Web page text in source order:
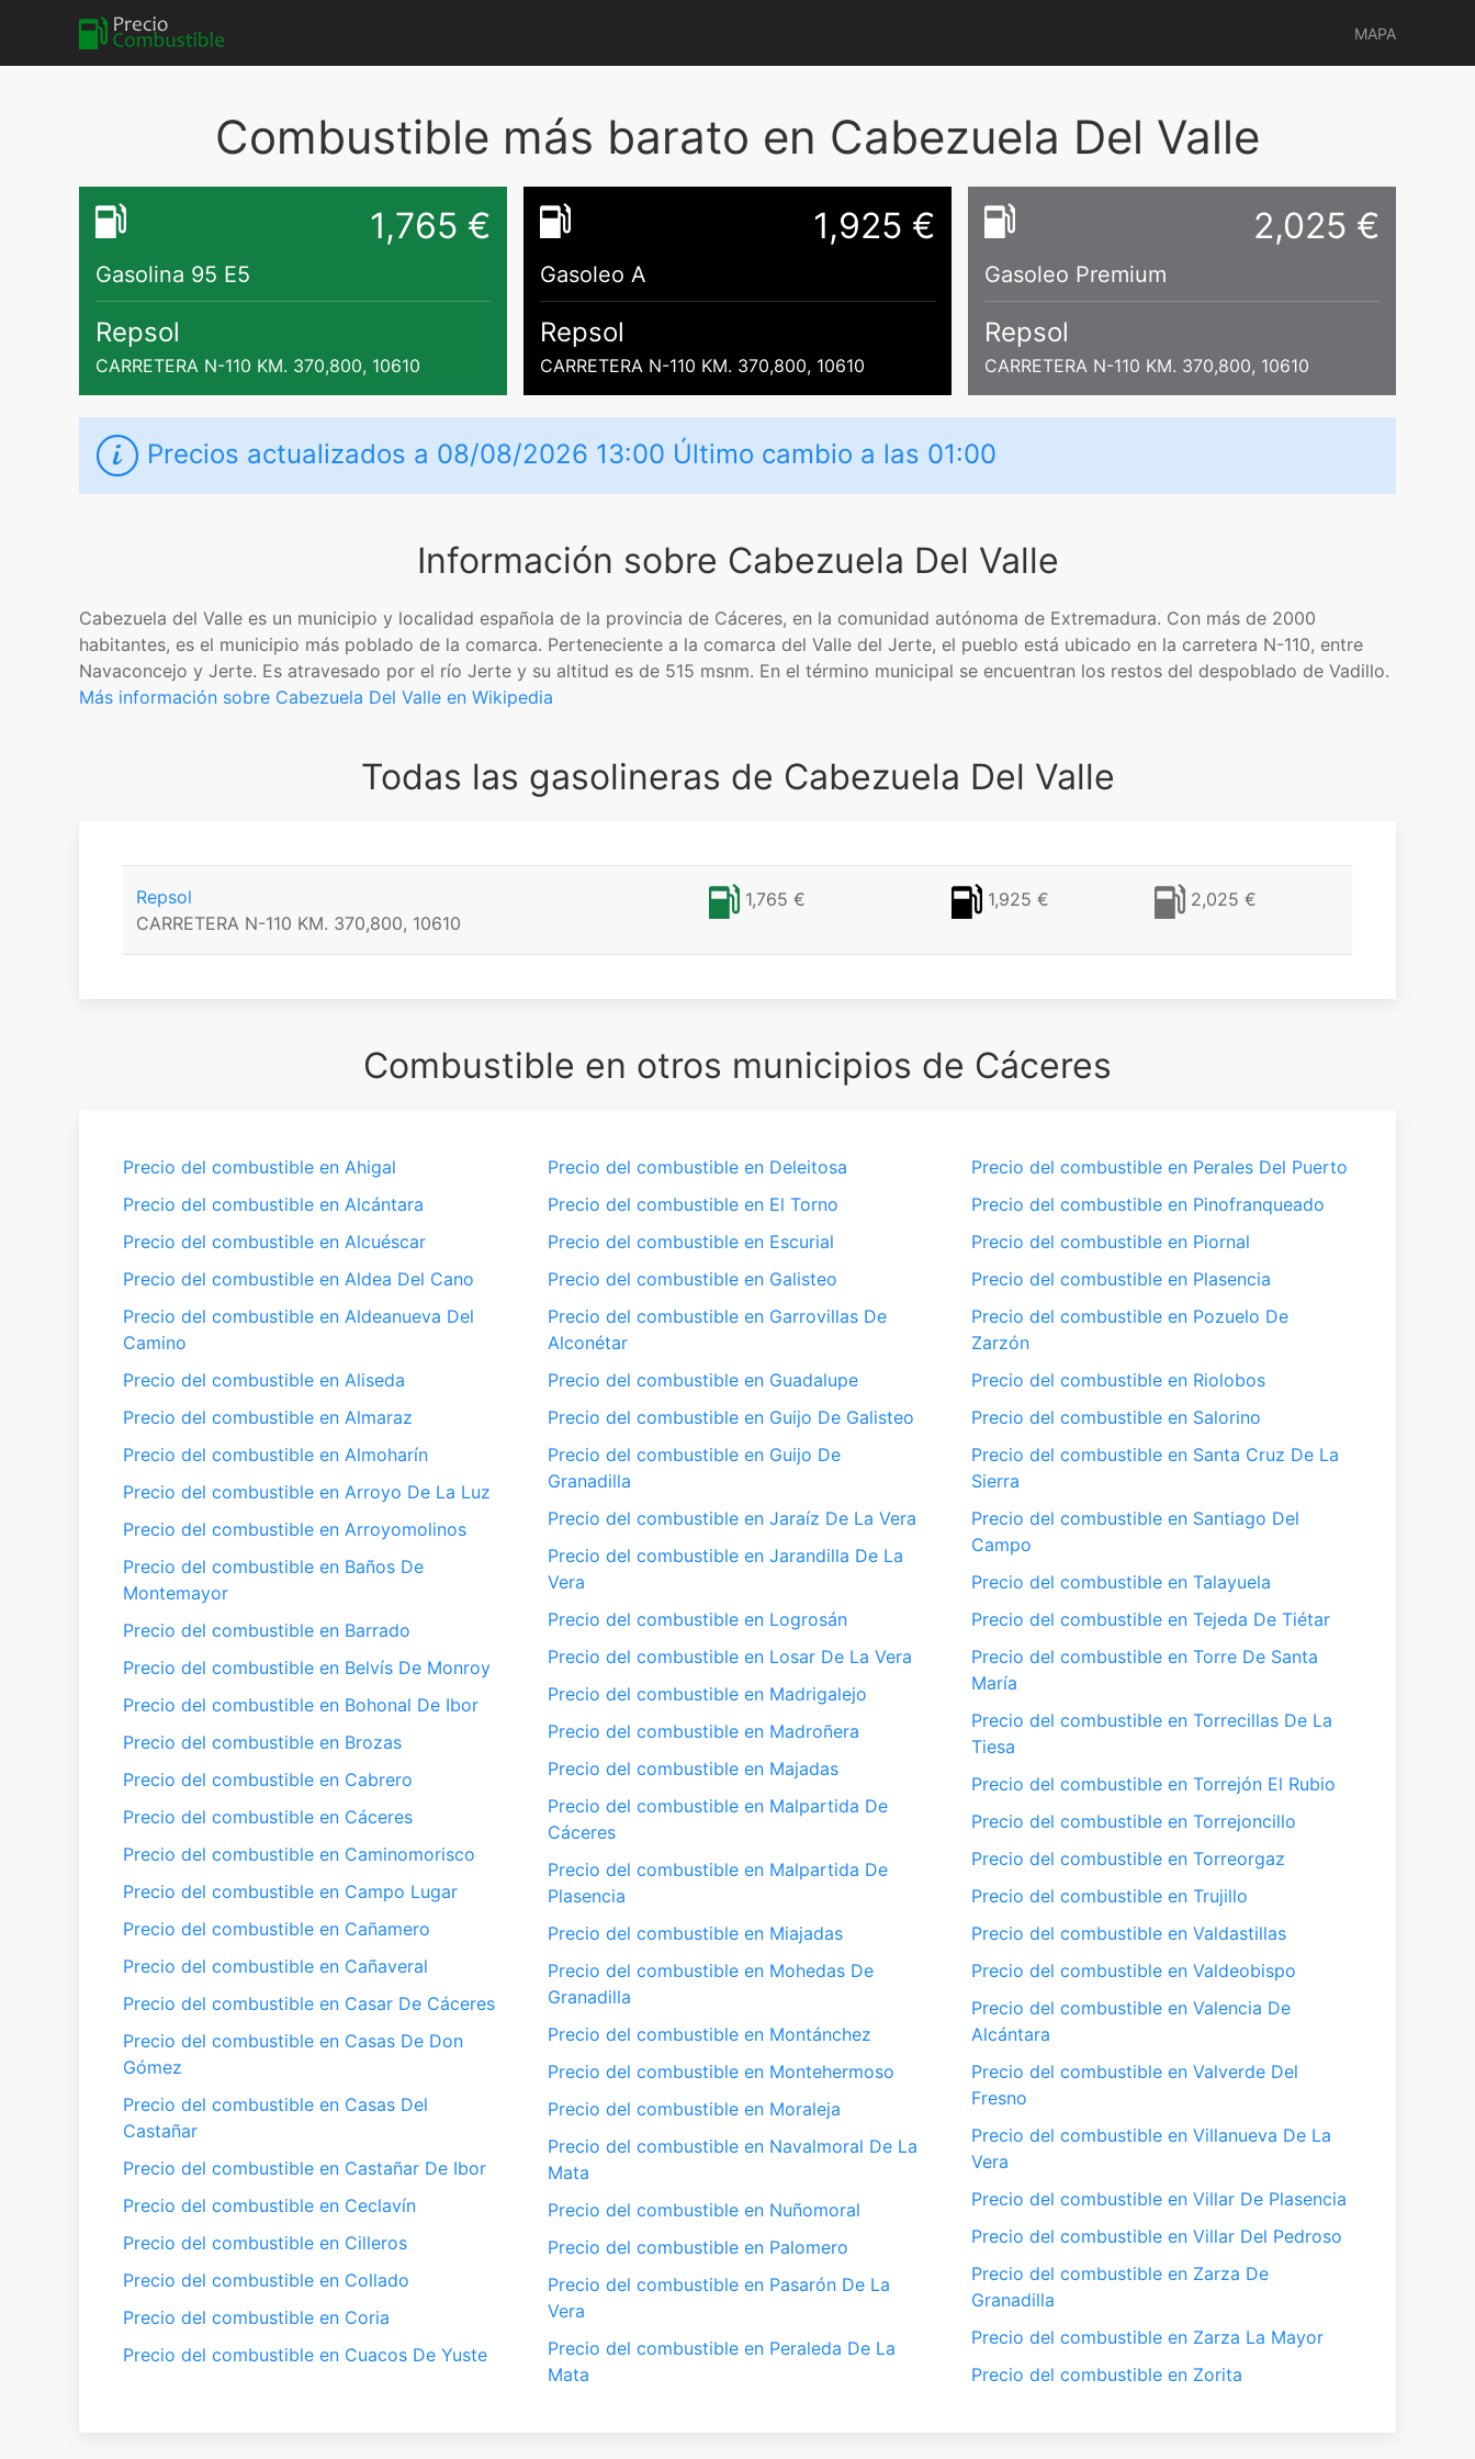
MAPA
Combustible más barato en Cabezuela Del Valle
1,765 €
Gasolina 95 E5
Repsol
CARRETERA N-110 KM. 370,800, 10610
1,925 €
Gasoleo A
Repsol
CARRETERA N-110 KM. 370,800, 10610
2,025 €
Gasoleo Premium
Repsol
CARRETERA N-110 KM. 370,800, 10610
Precios actualizados a 08/08/2026 13:00 Último cambio a las 01:00
Información sobre Cabezuela Del Valle
Cabezuela del Valle es un municipio y localidad española de la provincia de Cáceres, en la comunidad autónoma de Extremadura. Con más de 2000
habitantes, es el municipio más poblado de la comarca. Perteneciente a la comarca del Valle del Jerte, el pueblo está ubicado en la carretera N-110, entre
Navaconcejo y Jerte. Es atravesado por el río Jerte y su altitud es de 515 msnm. En el término municipal se encuentran los restos del despoblado de Vadillo.
Más información sobre Cabezuela Del Valle en Wikipedia
Todas las gasolineras de Cabezuela Del Valle
Repsol
CARRETERA N-110 KM. 370,800, 10610
1,765 € 1,925 € 2,025 €
Combustible en otros municipios de Cáceres
Precio del combustible en Ahigal
Precio del combustible en Alcántara
Precio del combustible en Alcuéscar
Precio del combustible en Aldea Del Cano
Precio del combustible en Aldeanueva Del
Camino
Precio del combustible en Aliseda
Precio del combustible en Almaraz
Precio del combustible en Almoharín
Precio del combustible en Arroyo De La Luz
Precio del combustible en Arroyomolinos
Precio del combustible en Baños De
Montemayor
Precio del combustible en Barrado
Precio del combustible en Belvís De Monroy
Precio del combustible en Bohonal De Ibor
Precio del combustible en Brozas
Precio del combustible en Cabrero
Precio del combustible en Cáceres
Precio del combustible en Caminomorisco
Precio del combustible en Campo Lugar
Precio del combustible en Cañamero
Precio del combustible en Cañaveral
Precio del combustible en Casar De Cáceres
Precio del combustible en Casas De Don
Gómez
Precio del combustible en Casas Del
Castañar
Precio del combustible en Castañar De Ibor
Precio del combustible en Ceclavín
Precio del combustible en Cilleros
Precio del combustible en Collado
Precio del combustible en Coria
Precio del combustible en Cuacos De Yuste
Precio del combustible en Deleitosa
Precio del combustible en El Torno
Precio del combustible en Escurial
Precio del combustible en Galisteo
Precio del combustible en Garrovillas De
Alconétar
Precio del combustible en Guadalupe
Precio del combustible en Guijo De Galisteo
Precio del combustible en Guijo De
Granadilla
Precio del combustible en Jaraíz De La Vera
Precio del combustible en Jarandilla De La
Vera
Precio del combustible en Logrosán
Precio del combustible en Losar De La Vera
Precio del combustible en Madrigalejo
Precio del combustible en Madroñera
Precio del combustible en Majadas
Precio del combustible en Malpartida De
Cáceres
Precio del combustible en Malpartida De
Plasencia
Precio del combustible en Miajadas
Precio del combustible en Mohedas De
Granadilla
Precio del combustible en Montánchez
Precio del combustible en Montehermoso
Precio del combustible en Moraleja
Precio del combustible en Navalmoral De La
Mata
Precio del combustible en Nuñomoral
Precio del combustible en Palomero
Precio del combustible en Pasarón De La
Vera
Precio del combustible en Peraleda De La
Mata
Precio del combustible en Perales Del Puerto
Precio del combustible en Pinofranqueado
Precio del combustible en Piornal
Precio del combustible en Plasencia
Precio del combustible en Pozuelo De
Zarzón
Precio del combustible en Riolobos
Precio del combustible en Salorino
Precio del combustible en Santa Cruz De La
Sierra
Precio del combustible en Santiago Del
Campo
Precio del combustible en Talayuela
Precio del combustible en Tejeda De Tiétar
Precio del combustible en Torre De Santa
María
Precio del combustible en Torrecillas De La
Tiesa
Precio del combustible en Torrejón El Rubio
Precio del combustible en Torrejoncillo
Precio del combustible en Torreorgaz
Precio del combustible en Trujillo
Precio del combustible en Valdastillas
Precio del combustible en Valdeobispo
Precio del combustible en Valencia De
Alcántara
Precio del combustible en Valverde Del
Fresno
Precio del combustible en Villanueva De La
Vera
Precio del combustible en Villar De Plasencia
Precio del combustible en Villar Del Pedroso
Precio del combustible en Zarza De
Granadilla
Precio del combustible en Zarza La Mayor
Precio del combustible en Zorita